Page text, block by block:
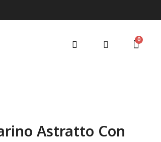
Astratto Con